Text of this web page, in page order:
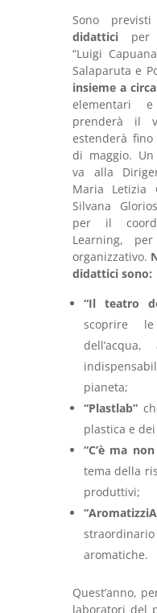
Sono previsti
didatticiper
“Luigi
Salaparuta e
insieme a
elementari
prenderà il
estenderà
di maggio.
va alla
Maria Letizia
Silvana
per il
Learning,
organizzativo.
didattici sono:
“Il teatro
scoprire
dell’acqua,
pianeta;
“Plastlab”
plastica e
“C’è ma
tema della
produttivi;
aromatiche.
Quest’anno,
laboratori del